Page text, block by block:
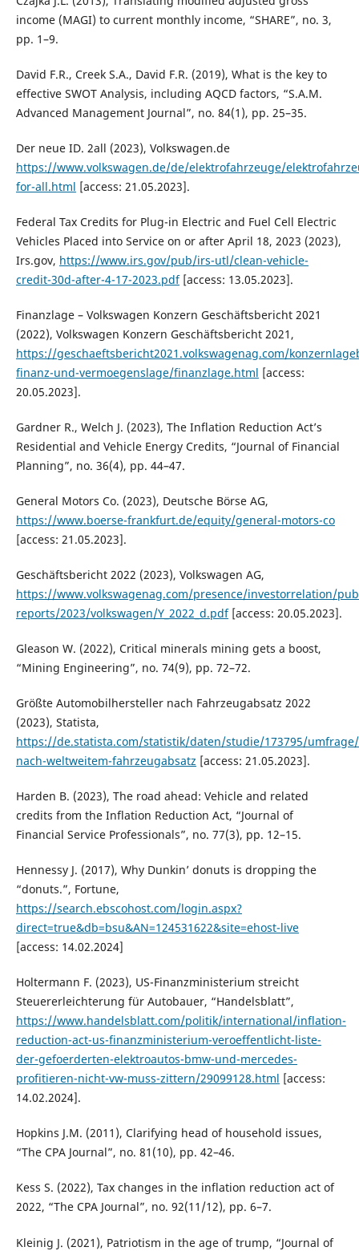
income (MAGI) to current monthly income, “SHARE”, no. 3,
pp. 1–9.
David F.R., Creek S.A., David F.R. (2019), What is the key to
effective SWOT Analysis, including AQCD factors, “S.A.M.
Advanced Management Journal”, no. 84(1), pp. 25–35.
Der neue ID. 2all (2023), Volkswagen.de
https://www.volkswagen.de/de/elektrofahrzeuge/
for-all.html [access: 21.05.2023].
Federal Tax Credits for Plug-in Electric and Fuel Cell Electric
Vehicles Placed into Service on or after April 18, 2023 (2023),
Irs.gov, https://www.irs.gov/pub/irs-utl/clean-vehicle-
credit-30d-after-4-17-2023.pdf[access: 13.05.2023].
Finanzlage – Volkswagen Konzern Geschäftsbericht 2021
(2022), Volkswagen Konzern Geschäftsbericht 2021,
https://geschaeftsbericht2021.volkswagenag.com/
finanz-und-vermoegenslage/finanzlage.html [access:
20.05.2023].
Gardner R., Welch J. (2023), The Inflation Reduction Act’s
Residential and Vehicle Energy Credits, “Journal of Financial
Planning”, no. 36(4), pp. 44–47.
General Motors Co. (2023), Deutsche Börse AG,
https://www.boerse-frankfurt.de/equity/general-motors-co
[access: 21.05.2023].
Geschäftsbericht 2022 (2023), Volkswagen AG,
https://www.volkswagenag.com/presence/investorrelation/
reports/2023/volkswagen/Y_2022_d.pdf[access: 20.05.2023].
Gleason W. (2022), Critical minerals mining gets a boost,
“Mining Engineering”, no. 74(9), pp. 72–72.
Größte Automobilhersteller nach Fahrzeugabsatz 2022
(2023), Statista,
https://de.statista.com/statistik/daten/studie/173795/
nach-weltweitem-fahrzeugabsatz [access: 21.05.2023].
Harden B. (2023), The road ahead: Vehicle and related
credits from the Inflation Reduction Act, “Journal of
Financial Service Professionals”, no. 77(3), pp. 12–15.
Hennessy J. (2017), Why Dunkin’ donuts is dropping the
“donuts.”, Fortune,
https://search.ebscohost.com/login.aspx?
direct=true&db=bsu&AN=124531622&site=ehost-live
[access: 14.02.2024]
Holtermann F. (2023), US-Finanzministerium streicht
Steuererleichterung für Autobauer, “Handelsblatt”,
https://www.handelsblatt.com/politik/international/inflation-
reduction-act-us-finanzministerium-veroeffentlicht-liste-
der-gefoerderten-elektroautos-bmw-und-mercedes-
profitieren-nicht-vw-muss-zittern/29099128.html [access:
14.02.2024].
Hopkins J.M. (2011), Clarifying head of household issues,
“The CPA Journal”, no. 81(10), pp. 42–46.
Kess S. (2022), Tax changes in the inflation reduction act of
2022, “The CPA Journal”, no. 92(11/12), pp. 6–7.
Kleinig J. (2021), Patriotism in the age of trump, “Journal of